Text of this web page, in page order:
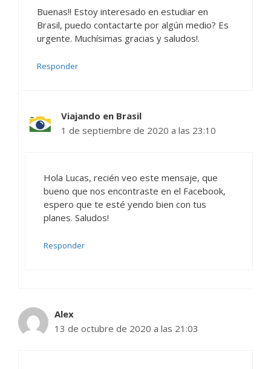
Buenas!! Estoy interesado en estudiar en
Brasil, puedo contactarte por algún medio? Es
urgente. Muchísimas gracias y saludos!.
Responder
Viajando en Brasil
1 de septiembre de 2020 a las 23:10
Hola Lucas, recién veo este mensaje, que
bueno que nos encontraste en el Facebook,
espero que te esté yendo bien con tus
planes. Saludos!
Responder
Alex
13 de octubre de 2020 a las 21:03